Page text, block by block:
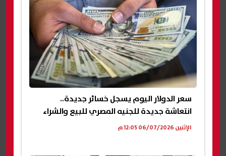
سعر الدولار اليوم يسجل خسائر جديدة..
انتعاشة جديدة للجنيه المصري للبيع والشراء
الإثنين 06/07/2026 12:05 م